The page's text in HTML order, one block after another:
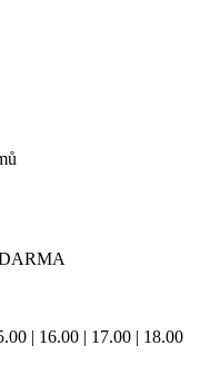
| 16.00 | 17.00 | 18.00